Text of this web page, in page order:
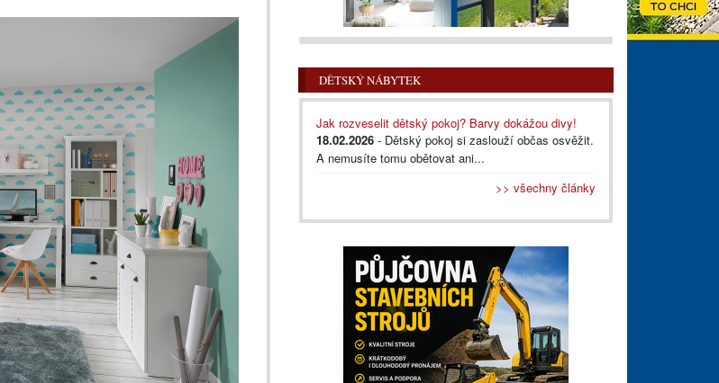
DĚTSKÝ NÁBYTEK
Jak rozveselit dětský pokoj? Barvy dokážou divy!
18.02.2026 - Dětský pokoj si zaslouží občas osvěžit.
A nemusíte tomu obětovat ani...
>> všechny články